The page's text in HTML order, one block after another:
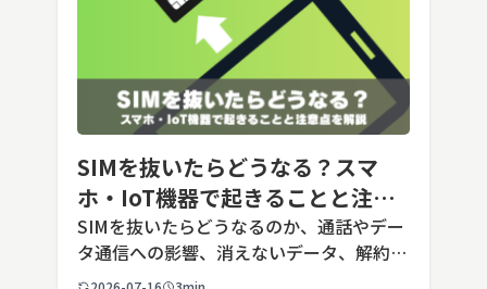
SIMを抜いたらどうなる？スマ
ホ・IoT機器で起きることと注意
点を解説
SIMを抜いたらどうなるのか、通話やデー
タ通信への影響、消えないデータ、解約や
端末譲渡時の注意点を整理。さらに法人・